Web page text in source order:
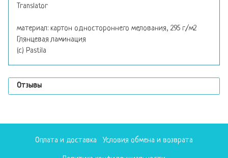
Translator
материал: картон одностороннего мелования, 295 г/м2
Глянцевая ламинация
(с) Pastila
Отзывы
Оплата и доставка Условия обмена и возврата